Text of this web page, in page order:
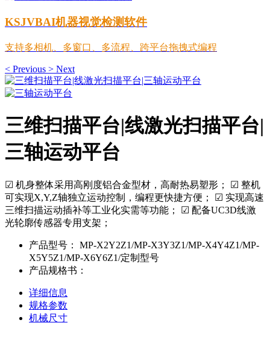
KSJVBAI机器视觉检测软件
支持多相机、多窗口、多流程、跨平台拖拽式编程
< Previous > Next
三维扫描平台|线激光扫描平台|
三轴运动平台
☑︎ 机身整体采用高刚度铝合金型材，高耐热易塑形； ☑︎ 整机
可实现X,Y,Z轴独立运动控制，编程更快捷方便； ☑︎ 实现高速
三维扫描运动插补等工业化实需等功能； ☑︎ 配备UC3D线激
光轮廓传感器专用支架；
产品型号：
MP-X2Y2Z1/MP-X3Y3Z1/MP-X4Y4Z1/MP-
X5Y5Z1/MP-X6Y6Z1/定制型号
产品规格书：
详细信息
规格参数
机械尺寸